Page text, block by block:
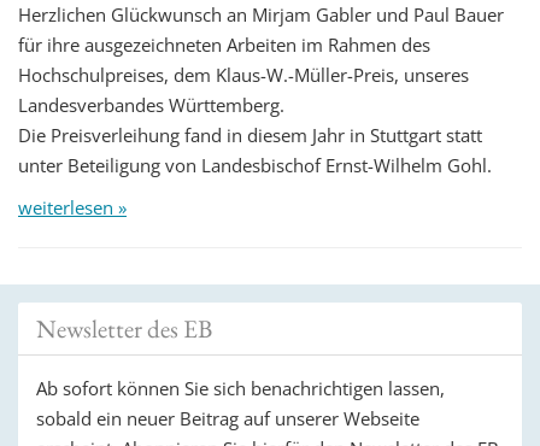
Herzlichen Glückwunsch an Mirjam Gabler und Paul Bauer
für ihre ausgezeichneten Arbeiten im Rahmen des
Hochschulpreises, dem Klaus-W.-Müller-Preis, unseres
Landesverbandes Württemberg.
Die Preisverleihung fand in diesem Jahr in Stuttgart statt
unter Beteiligung von Landesbischof Ernst-Wilhelm Gohl.
weiterlesen »
Newsletter des EB
Ab sofort können Sie sich benachrichtigen lassen,
sobald ein neuer Beitrag auf unserer Webseite